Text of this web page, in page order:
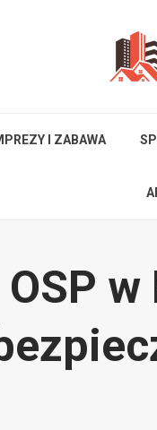
I ZABAWA